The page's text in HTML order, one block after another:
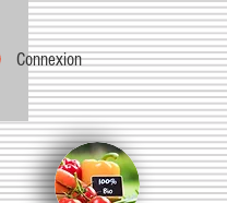
Connexion